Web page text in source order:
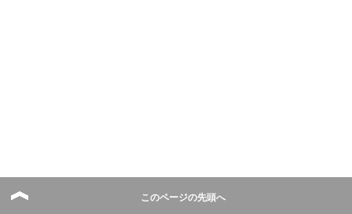
このページの先頭へ